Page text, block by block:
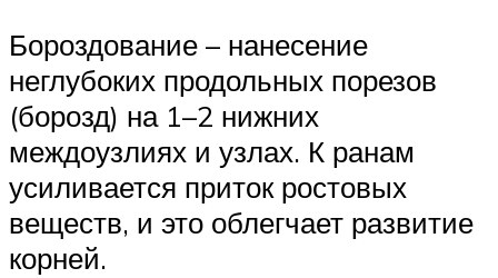
Бороздование – нанесение
неглубоких продольных порезов
(борозд) на 1–2 нижних
междоузлиях и узлах. К ранам
усиливается приток ростовых
веществ, и это облегчает развитие
корней.